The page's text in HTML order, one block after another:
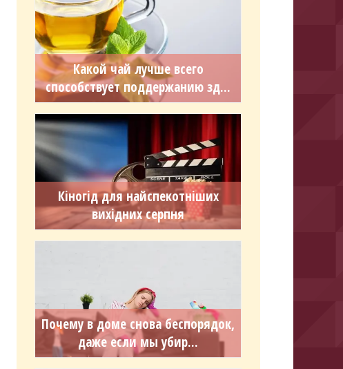
Какой чай лучше всего
способствует поддержанию зд...
Кіногід для найспекотніших
вихідних серпня
Почему в доме снова беспорядок,
даже если мы убир...